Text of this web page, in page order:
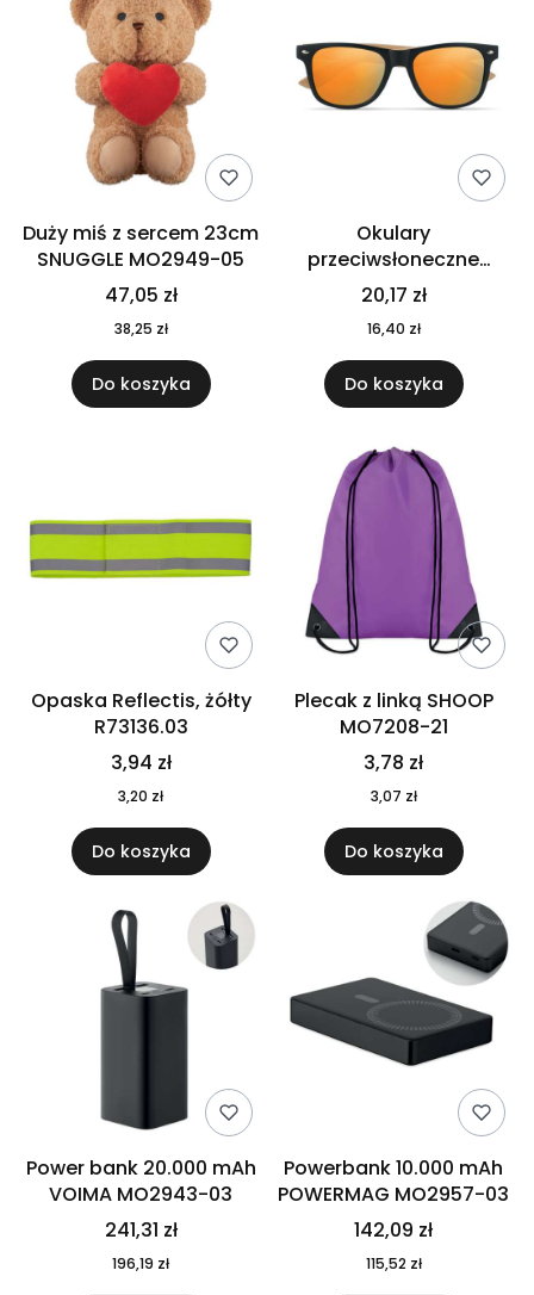
Duży miś z sercem 23cm
SNUGGLE MO2949-05
47,05 zł
38,25 zł
Do koszyka
Okulary
przeciwsłoneczne
CALIFORNIA TOUCH
MO9617-10
20,17 zł
16,40 zł
Do koszyka
Opaska Reflectis, żółty
R73136.03
3,94 zł
3,20 zł
Do koszyka
Plecak z linką SHOOP
MO7208-21
3,78 zł
3,07 zł
Do koszyka
Power bank 20.000 mAh
VOIMA MO2943-03
241,31 zł
196,19 zł
Powerbank 10.000 mAh
POWERMAG MO2957-03
142,09 zł
115,52 zł